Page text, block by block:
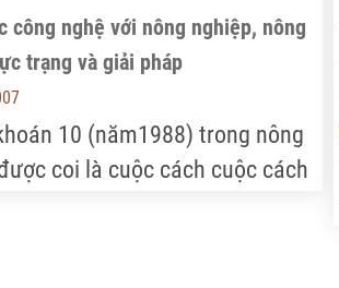
công nghệ với nông nghiệp, nông
trạng và giải pháp
10 (năm1988) trong nông
coi là cuộc cách cuộc cách